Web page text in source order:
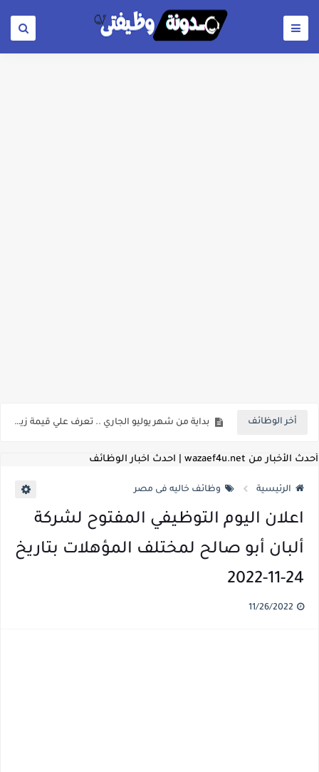
أخر الوظائف للمؤهلات العليا ..اعلان وظائف وزارة التنمية المحلية " اخصائي تخطيط - مهندس - اخصائي حاسبات - باحث قانوني " والتقديم الكتروني بتاريخ 15-7-2026
اعلان وظائف الهيئة القومية لسلامة الغذاء " لشغل وظيفة مفتش أغذية " لخريجي علوم / زراعة / طب بيطري "... الشروط والاوراق المطلوبة وكيفية التقديم
أحدث الأخبار من wazaef4u.net | احدث اخبار الوظائف
الرئيسية وظائف خاليه فى مصر
اعلان اليوم التوظيفي المفتوح لشركة
ألبان أبو صالح لمختلف المؤهلات بتاريخ
24-11-2022